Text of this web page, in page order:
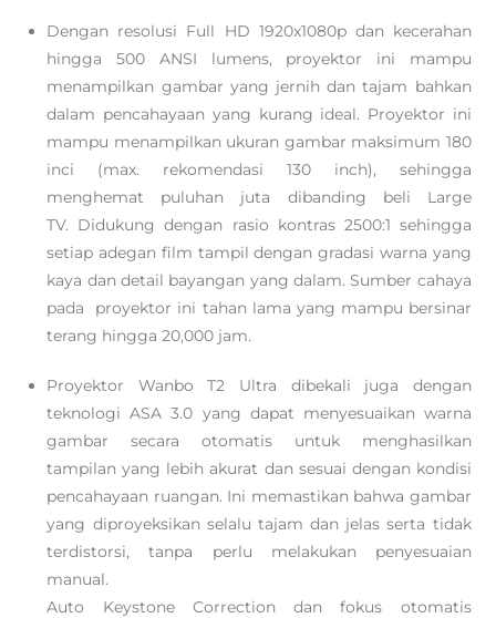
Dengan resolusi Full HD 1920x1080p dan kecerahan
hingga 500 ANSI lumens, proyektor ini mampu
menampilkan gambar yang jernih dan tajam bahkan
dalam pencahayaan yang kurang ideal. Proyektor ini
mampu menampilkan ukuran gambar maksimum 180
inci (max. rekomendasi 130 inch), sehingga
menghemat puluhan juta dibanding beli Large
TV. Didukung dengan rasio kontras 2500:1 sehingga
setiap adegan film tampil dengan gradasi warna yang
kaya dan detail bayangan yang dalam. Sumber cahaya
pada proyektor ini tahan lama yang mampu bersinar
terang hingga 20,000 jam.
Proyektor Wanbo T2 Ultra dibekali juga dengan
teknologi ASA 3.0 yang dapat menyesuaikan warna
gambar secara otomatis untuk menghasilkan
tampilan yang lebih akurat dan sesuai dengan kondisi
pencahayaan ruangan. Ini memastikan bahwa gambar
yang diproyeksikan selalu tajam dan jelas serta tidak
terdistorsi, tanpa perlu melakukan penyesuaian
manual.
Auto Keystone Correction dan fokus otomatis